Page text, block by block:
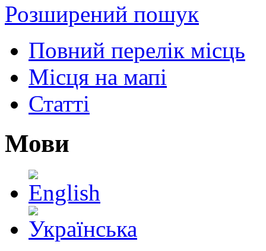
Розширений пошук
Повний перелік місць
Місця на мапі
Статті
Мови